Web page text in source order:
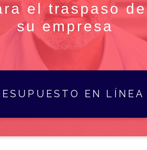
el traspaso de
su empresa
EN LÍNEA